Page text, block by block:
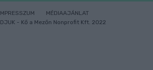
MÉDIAAJÁNLAT
- Kő a Mezőn Nonprofit Kft. 2022